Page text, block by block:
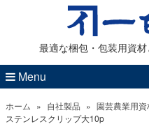
最適な梱包・包装用資
Menu
ホーム » 自社製品 » 園芸農業用資
ステンレスクリップ大10p